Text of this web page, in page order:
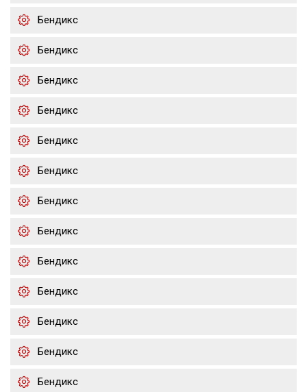
Бендикс
Бендикс
Бендикс
Бендикс
Бендикс
Бендикс
Бендикс
Бендикс
Бендикс
Бендикс
Бендикс
Бендикс
Бендикс